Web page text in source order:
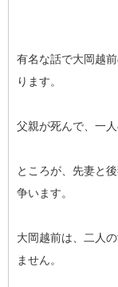
有名な話で大岡越
ります。
父親が死んで、一
ところが、先妻と
争います。
大岡越前は、二人
ません。